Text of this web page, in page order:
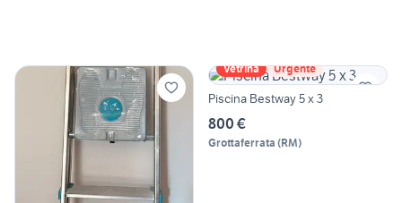
Vetrina Urgente
Piscina Bestway 5 x 3
800 €
Grottaferrata (RM)